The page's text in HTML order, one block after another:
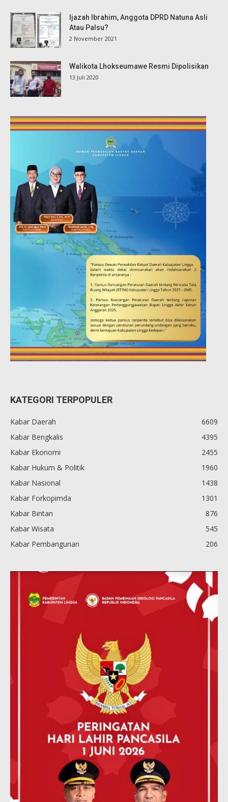
Ijazah Ibrahim, Anggota DPRD Natuna Asli
Atau Palsu?
2 November 2021
Walikota Lhokseumawe Resmi Dipolisikan
13 Juli 2020
KATEGORI TERPOPULER
Kabar Daerah
6609
Kabar Bengkalis
4395
Kabar Ekonomi
2455
Kabar Hukum & Politik
1960
Kabar Nasional
1438
Kabar Forkopimda
1301
Kabar Bintan
876
Kabar Wisata
545
Kabar Pembangunan
206